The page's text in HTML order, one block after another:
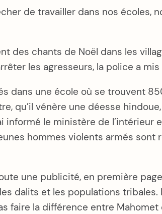
de travailler dans nos écoles,
des chants de Noël dans les
les agresseurs, la police a
dans une école où se trouvent
qu’il vénère une déesse
informé le ministère de
hommes violents armés sont
une publicité, en première
dalits et les populations
faire la différence entre